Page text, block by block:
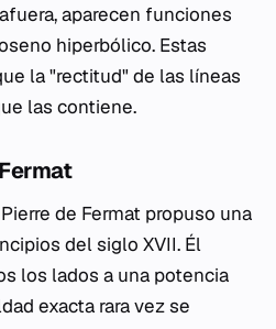
aparecen funciones
hiperbólico. Estas
la "rectitud" de las líneas
las contiene.
de Fermat propuso una
del siglo XVII. Él
los lados a una potencia
exacta rara vez se